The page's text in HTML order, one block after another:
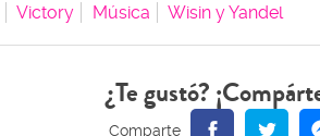
Victory Música Wisin y Yandel
¿Te gustó?